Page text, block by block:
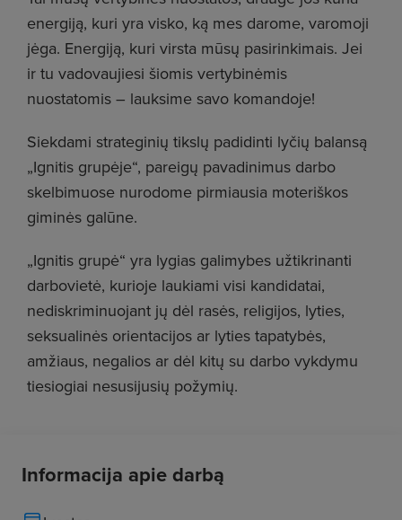
energiją, kuri yra visko, ką mes darome, varomoji
jėga. Energiją, kuri virsta mūsų pasirinkimais. Jei
ir tu vadovaujiesi šiomis vertybinėmis
nuostatomis – lauksime savo komandoje!
Siekdami strateginių tikslų padidinti lyčių balansą
„Ignitis grupėje“, pareigų pavadinimus darbo
skelbimuose nurodome pirmiausia moteriškos
giminės galūne.
„Ignitis grupė“ yra lygias galimybes užtikrinanti
darbovietė, kurioje laukiami visi kandidatai,
nediskriminuojant jų dėl rasės, religijos, lyties,
seksualinės orientacijos ar lyties tapatybės,
amžiaus, negalios ar dėl kitų su darbo vykdymu
tiesiogiai nesusijusių požymių.
Informacija apie darbą